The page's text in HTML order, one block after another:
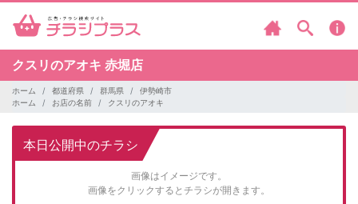
クスリのアオキ 赤堀店
ホーム 都道府県 群馬県
伊勢崎市
ホーム
お店の名前 クスリのアオキ
本日公開中のチラシ
画像はイメージです。
画像をクリックするとチラシが開きます。